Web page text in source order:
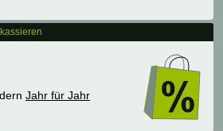
Jahr für Jahr